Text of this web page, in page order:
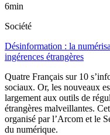
6min
Société
Désinformation : la
ingérences étrangères
Quatre Français sur 10
sociaux. Or, les nouveaux
largement aux outils de
étrangères malveillantes.
organisé par l’Arcom et le
du numérique.